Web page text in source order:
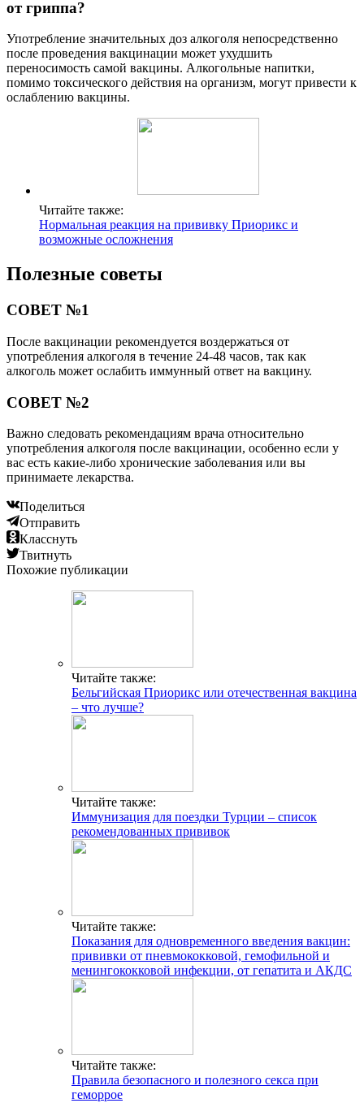
от гриппа?
Употребление значительных доз алкоголя непосредственно
после проведения вакцинации может ухудшить
переносимость самой вакцины. Алкогольные напитки,
помимо токсического действия на организм, могут привести к
ослаблению вакцины.
Читайте также:
Нормальная реакция на прививку Приорикс и
возможные осложнения
Полезные советы
СОВЕТ №1
После вакцинации рекомендуется воздержаться от
употребления алкоголя в течение 24-48 часов, так как
алкоголь может ослабить иммунный ответ на вакцину.
СОВЕТ №2
Важно следовать рекомендациям врача относительно
употребления алкоголя после вакцинации, особенно если у
вас есть какие-либо хронические заболевания или вы
принимаете лекарства.
Поделиться
Отправить
Класснуть
Твитнуть
Похожие публикации
Читайте также:
Бельгийская Приорикс или отечественная вакцина
– что лучше?
Читайте также:
Иммунизация для поездки Турции – список
рекомендованных прививок
Читайте также:
Показания для одновременного введения вакцин:
прививки от пневмококковой, гемофильной и
менингококковой инфекции, от гепатита и АКДС
Читайте также:
Правила безопасного и полезного секса при
геморрое